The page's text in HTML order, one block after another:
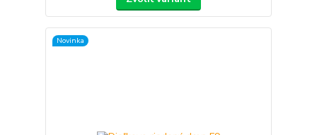
Novinka